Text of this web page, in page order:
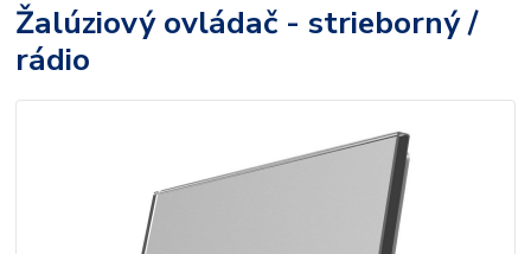
Žalúziový ovládač - strieborný /
rádio